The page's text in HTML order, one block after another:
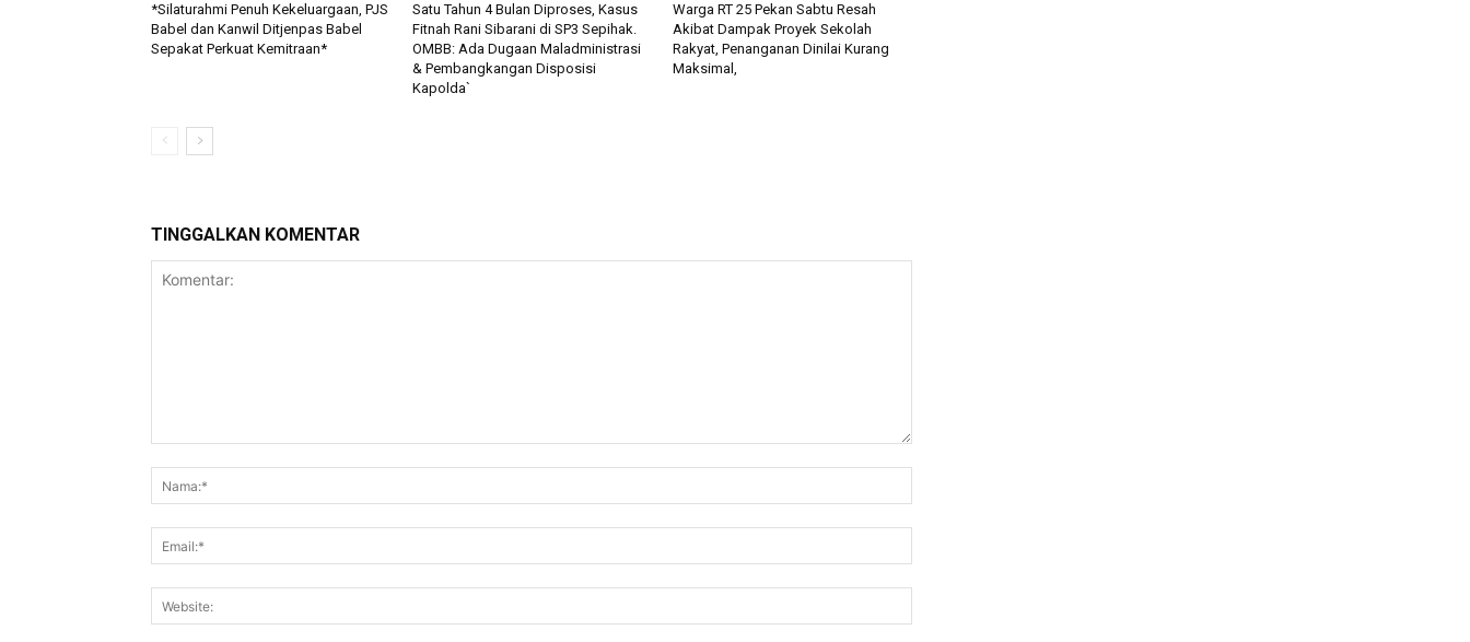
*Silaturahmi Penuh Kekeluargaan, PJS
Babel dan Kanwil Ditjenpas Babel
Sepakat Perkuat Kemitraan*
Satu Tahun 4 Bulan Diproses, Kasus
Fitnah Rani Sibarani di SP3 Sepihak.
OMBB: Ada Dugaan Maladministrasi
& Pembangkangan Disposisi
Kapolda`
Warga RT 25 Pekan Sabtu Resah
Akibat Dampak Proyek Sekolah
Rakyat, Penanganan Dinilai Kurang
Maksimal,
TINGGALKAN KOMENTAR